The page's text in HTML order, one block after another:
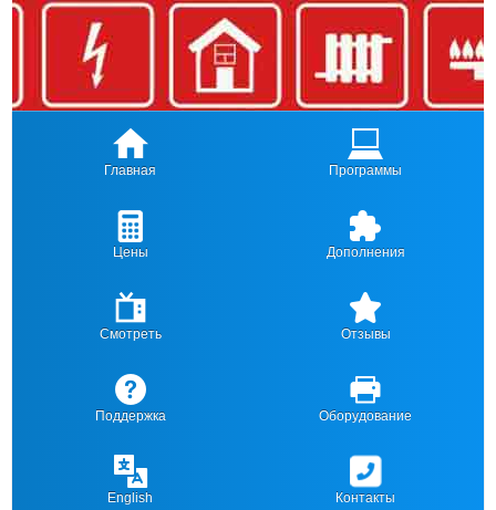
Главная Программы
Цены Дополнения
Смотреть Отзывы
Поддержка Оборудование
English Контакты